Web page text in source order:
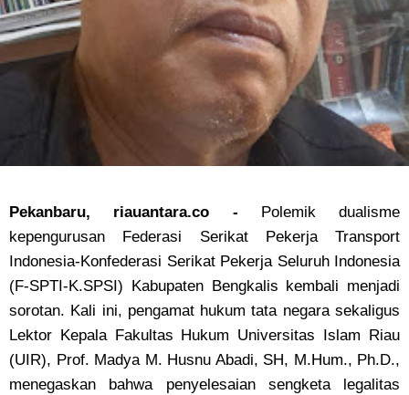
Pekanbaru, riauantara.co - Polemik dualisme
kepengurusan Federasi Serikat Pekerja Transport
Indonesia-Konfederasi Serikat Pekerja Seluruh Indonesia
(F-SPTI-K.SPSI) Kabupaten Bengkalis kembali menjadi
sorotan. Kali ini, pengamat hukum tata negara sekaligus
Lektor Kepala Fakultas Hukum Universitas Islam Riau
(UIR), Prof. Madya M. Husnu Abadi, SH, M.Hum., Ph.D.,
menegaskan bahwa penyelesaian sengketa legalitas